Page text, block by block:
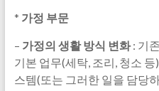
* 가정 부문
– 가정의 생활 방식 변화: 기
기본 업무(세탁, 조리, 청소
스템(또는 그러한 일을 담당